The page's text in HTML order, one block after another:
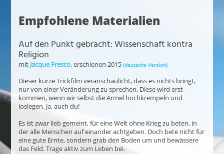
Empfohlene Materialien
Auf den Punkt gebracht: Wissenschaft kontra
Religion
mit Jacque Fresco, erschienen 2015(deutsche Version)
Dieser kurze Trickfilm veranschaulicht, dass es nichts bringt,
nur von einer Veränderung zu sprechen. Diese wird erst
kommen, wenn wir selbst die Ärmel hochkrempeln und
loslegen. Ja, auch du!
Es ist zwar lieb gemeint, für eine Welt ohne Krieg zu beten, in
der alle Menschen auf einander achtgeben. Doch bete nicht für
eine gute Ernte, sondern grab den Boden um und bewässere
das Feld. Trage aktiv zum Leben bei.